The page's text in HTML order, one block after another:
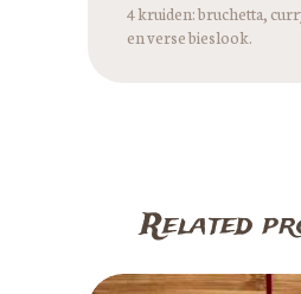
4 kruiden: bruchetta,
en verse bieslook.
Related